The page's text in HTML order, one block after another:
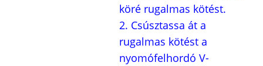
köré rugalmas kötést.
2. Csúsztassa át a
rugalmas kötést a
nyomófelhordó V-